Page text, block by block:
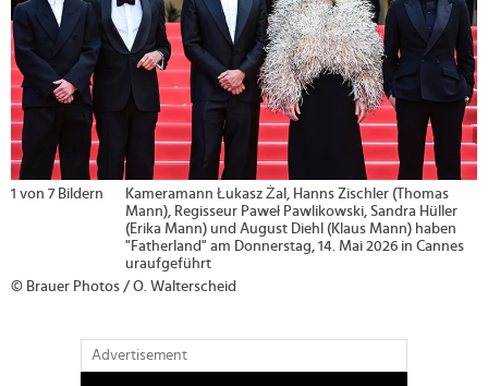
2 von 7 Bildern
Hanns Zischler
© Brauer Photos / O. Walterscheid
Advertisement